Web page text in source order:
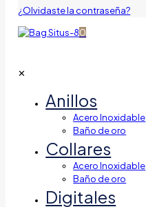
¿Olvidaste la contraseña?
0
✕
Anillos
Acero Inoxidable
Baño de oro
Collares
Acero Inoxidable
Baño de oro
Digitales